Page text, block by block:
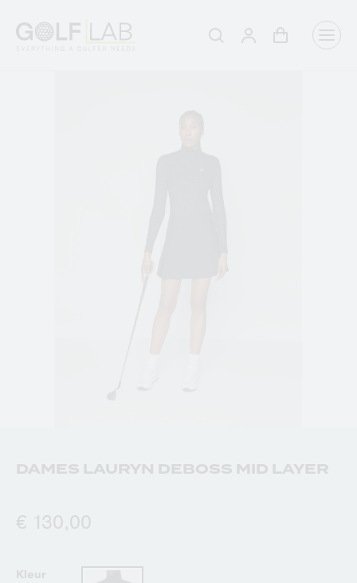
Zoeken AanmeldenWinkelwagen
DAMES LAURYN DEBOSS MID LAYER
€ 130,00
Kleur